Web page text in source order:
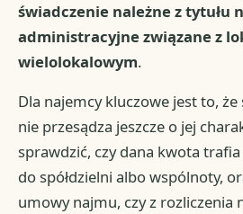
świadczenie należne z tytułu
administracyjne związane z
wielolokalowym.
Dla najemcy kluczowe jest to, że
nie przesądza jeszcze o jej
sprawdzić, czy dana kwota trafia
do spółdzielni albo wspólnoty,
umowy najmu, czy z rozliczenia